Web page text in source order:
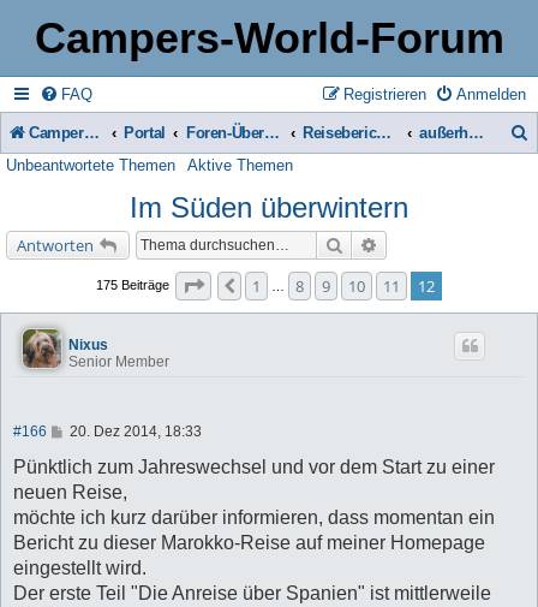
Campers-World-Forum
FAQ Anmelden
Registrieren
Campers-World-Forum Portal Foren-Übersicht Reiseberichte & Reisetipps, Stell- & Campingplätze außerhalb Europas
Unbeantwortete Themen Aktive Themen
Im Süden überwintern
Antworten Suche
175 Beiträge Seite 12 von 12
Vorherige
1 8 9 10 11 12
Nixus
Senior Member
#166
B
i
r
a
20. Dez 2014, 18:33
Pünktlich zum Jahreswechsel und vor dem Start zu einer
neuen Reise,
möchte ich kurz darüber informieren, dass momentan ein
Bericht zu dieser Marokko-Reise auf meiner Homepage
eingestellt wird.
Der erste Teil "Die Anreise über Spanien" ist mittlerweile